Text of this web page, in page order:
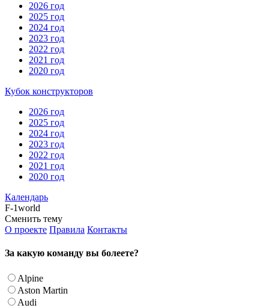
2026 год
2025 год
2024 год
2023 год
2022 год
2021 год
2020 год
Кубок конструкторов
2026 год
2025 год
2024 год
2023 год
2022 год
2021 год
2020 год
Календарь
F-1world
Сменить тему
О проекте Правила Контакты
За какую команду вы болеете?
Alpine
Aston Martin
Audi